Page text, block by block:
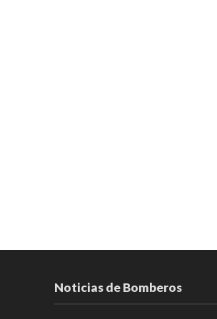
Noticias de Bomberos